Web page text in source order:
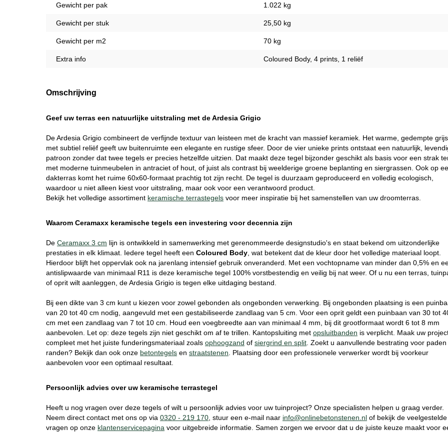
Gewicht per pak 1.022 kg
Gewicht per stuk 25,50 kg
Gewicht per m2 70 kg
Extra info Coloured Body, 4 prints, 1 reliëf
Omschrijving
Geef uw terras een natuurlijke uitstraling met de Ardesia Grigio
De Ardesia Grigio combineert de verfijnde textuur van leisteen met de kracht van massief keramiek. Het warme, gedempte grijs
met subtiel reliëf geeft uw buitenruimte een elegante en rustige sfeer. Door de vier unieke prints ontstaat een natuurlijk,
patroon zonder dat twee tegels er precies hetzelfde uitzien. Dat maakt deze tegel bijzonder geschikt als basis voor een strak
met moderne tuinmeubelen in antraciet of hout, of juist als contrast bij weelderige groene beplanting en siergrassen. Ook op
dakterras komt het ruime 60x60-formaat prachtig tot zijn recht. De tegel is duurzaam geproduceerd en volledig ecologisch,
waardoor u niet alleen kiest voor uitstraling, maar ook voor een verantwoord product.
Bekijk het volledige assortiment keramische terrastegels voor meer inspiratie bij het samenstellen van uw droomterras.
Waarom Ceramaxx keramische tegels een investering voor decennia zijn
De Ceramaxx 3 cm lijn is ontwikkeld in samenwerking met gerenommeerde designstudio's en staat bekend om uitzonderlijke
prestaties in elk klimaat. Iedere tegel heeft een Coloured Body , wat betekent dat de kleur door het volledige materiaal loopt.
Hierdoor blijft het oppervlak ook na jarenlang intensief gebruik onveranderd. Met een vochtopname van minder dan 0,5% en
antislipwaarde van minimaal R11 is deze keramische tegel 100% vorstbestendig en veilig bij nat weer. Of u nu een terras,
of oprit wilt aanleggen, de Ardesia Grigio is tegen elke uitdaging bestand.
Bij een dikte van 3 cm kunt u kiezen voor zowel gebonden als ongebonden verwerking. Bij ongebonden plaatsing is een
van 20 tot 40 cm nodig, aangevuld met een gestabiliseerde zandlaag van 5 cm. Voor een oprit geldt een puinbaan van 30 tot
cm met een zandlaag van 7 tot 10 cm. Houd een voegbreedte aan van minimaal 4 mm, bij dit grootformaat wordt 6 tot 8 mm
aanbevolen. Let op: deze tegels zijn niet geschikt om af te trillen. Kantopsluiting met opsluitbanden is verplicht. Maak uw
compleet met het juiste funderingsmateriaal zoals ophoogzand of siergrind en split . Zoekt u aanvullende bestrating voor
randen? Bekijk dan ook onze betontegels en straatstenen . Plaatsing door een professionele verwerker wordt bij voorkeur
aanbevolen voor een optimaal resultaat.
Persoonlijk advies over uw keramische terrastegel
Heeft u nog vragen over deze tegels of wilt u persoonlijk advies voor uw tuinproject? Onze specialisten helpen u graag verder.
Neem direct contact met ons op via 0320 - 219 170 , stuur een e-mail naar info@onlinebetonstenen.nl of bekijk de veelgestelde
vragen op onze klantenservicepagina voor uitgebreide informatie. Samen zorgen we ervoor dat u de juiste keuze maakt voor